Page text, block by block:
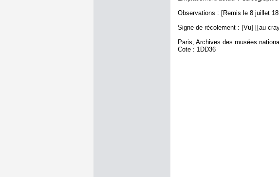
Observations : [Remis le 8 juillet
Signe de récolement : [Vu] [[au
Paris, Archives des musées
Cote : 1DD36